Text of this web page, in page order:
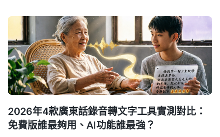
2026年4款廣東話錄音轉文字工具實測對比：
免費版誰最夠用、AI功能誰最強？